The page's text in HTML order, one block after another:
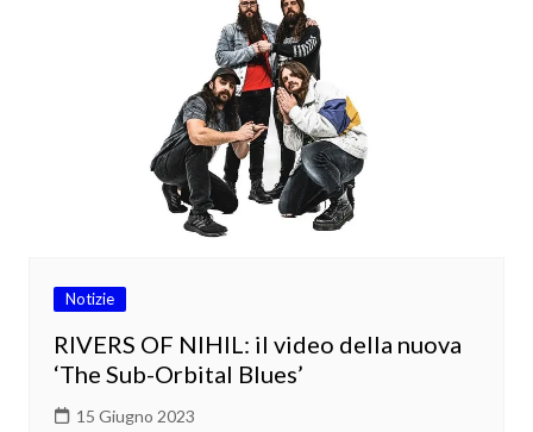
Notizie
RIVERS OF NIHIL: il video della nuova
‘The Sub-Orbital Blues’
15 Giugno 2023